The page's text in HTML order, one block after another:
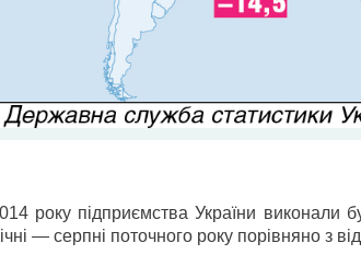
року підприємства України виконали
— серпні поточного року порівняно з